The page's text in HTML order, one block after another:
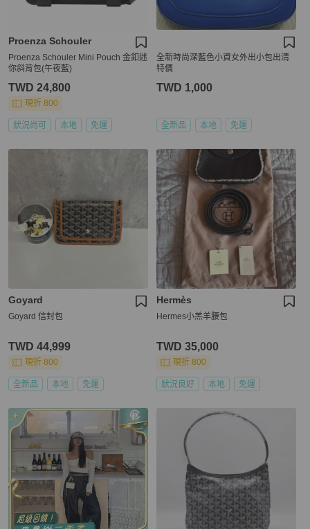
Proenza Schouler
Proenza Schouler Mini Pouch 金釦迷
你斜背包(午夜藍)
TWD 24,800
現折 800
狀況尚可 本地 免運
全新時尚深藍色小資女外出小包出清
特價
TWD 1,000
全新品 本地 免運
Goyard
Goyard 信封包
TWD 44,999
現折 800
全新品 本地 免運
Hermès
Hermes小羔羊腰包
TWD 35,000
現折 800
狀況良好 本地 免運